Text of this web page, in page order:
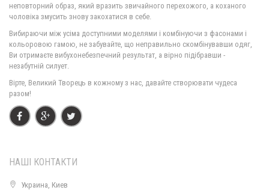
1470.00грн.
неповторний образ, який вразить звичайного перехожого, а коханого
чоловіка змусить знову закохатися в себе.
Вибираючи між усіма доступними моделями і комбінуючи з фасонами і
кольоровою гамою, не забувайте, що неправильно скомбінувавши одяг,
Ви отримаєте вибухонебезпечний результат, а вірно підібравши -
незабутній силует.
Вірте, Великий Творець в кожному з нас, давайте створювати чудеса
разом!
НАШІ КОНТАКТИ
Украина, Киев